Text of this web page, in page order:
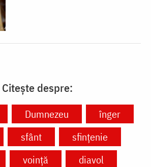
Citește despre:
Dumnezeu
înger
sfânt
sfințenie
voință
diavol